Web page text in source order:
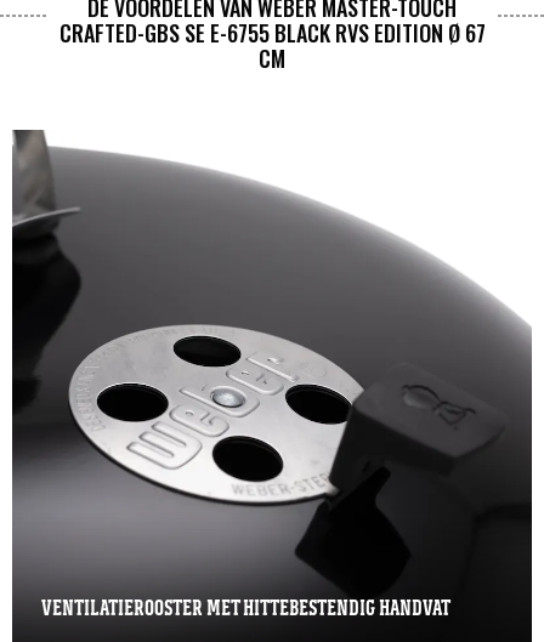
DE VOORDELEN VAN WEBER MASTER-TOUCH
CRAFTED-GBS SE E-6755 BLACK RVS EDITION Ø 67
CM
VENTILATIEROOSTER MET HITTEBESTENDIG HANDVAT